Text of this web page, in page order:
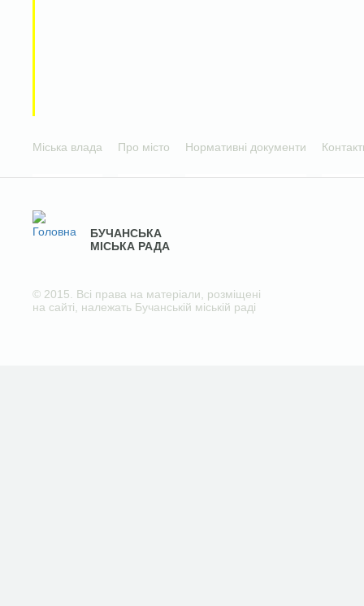
Міська влада Про місто Нормативні документи
БУЧАНСЬКА
МІСЬКА РАДА
© 2015. Всі права на матеріали, розміщені
на сайті, належать Бучанській міській раді